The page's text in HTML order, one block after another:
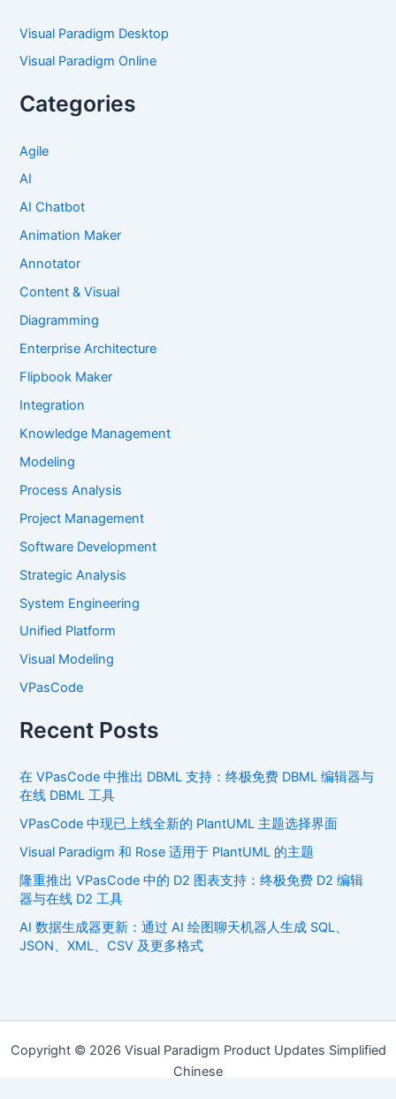
Visual Paradigm Desktop
Visual Paradigm Online
Categories
Agile
AI
AI Chatbot
Animation Maker
Annotator
Content & Visual
Diagramming
Enterprise Architecture
Flipbook Maker
Integration
Knowledge Management
Modeling
Process Analysis
Project Management
Software Development
Strategic Analysis
System Engineering
Unified Platform
Visual Modeling
VPasCode
Recent Posts
在 VPasCode 中推出 DBML 支持：终极免费 DBML 编辑器与
在线 DBML 工具
VPasCode 中现已上线全新的 PlantUML 主题选择界面
Visual Paradigm 和 Rose 适用于 PlantUML 的主题
隆重推出 VPasCode 中的 D2 图表支持：终极免费 D2 编辑
器与在线 D2 工具
AI 数据生成器更新：通过 AI 绘图聊天机器人生成 SQL、
JSON、XML、CSV 及更多格式
Copyright © 2026 Visual Paradigm Product Updates Simplified
Chinese